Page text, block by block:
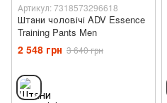
Артикул: 7318573296618
Штани чоловічі ADV Essence
Training Pants Men
2 548 грн 3 640 грн